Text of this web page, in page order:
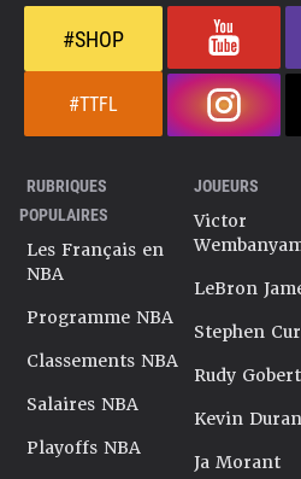
#SHOP
#TTFL
RUBRIQUES
POPULAIRES
Les Français en
NBA
Programme NBA
Classements NBA
Salaires NBA
Playoffs NBA
JOUEURS
Victor
LeBron
Stephen
Rudy Gobert
Kevin
Ja Morant